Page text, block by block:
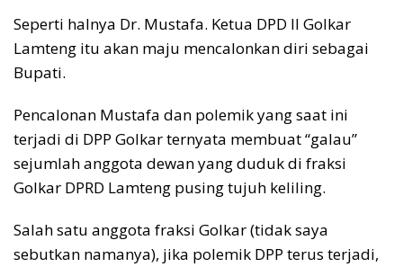
Seperti halnya Dr. Mustafa. Ketua DPD II Golkar
Lamteng itu akan maju mencalonkan diri sebagai
Bupati.
Pencalonan Mustafa dan polemik yang saat ini
terjadi di DPP Golkar ternyata membuat “galau”
sejumlah anggota dewan yang duduk di fraksi
Golkar DPRD Lamteng pusing tujuh keliling.
Salah satu anggota fraksi Golkar (tidak saya
sebutkan namanya), jika polemik DPP terus terjadi,